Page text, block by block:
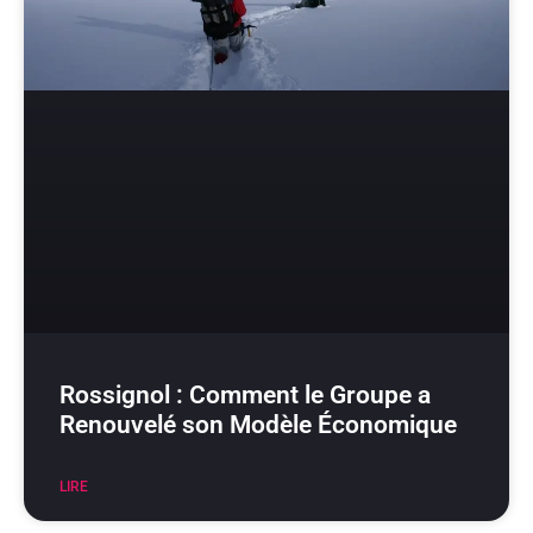
Rossignol : Comment le Groupe a
Renouvelé son Modèle Économique
LIRE